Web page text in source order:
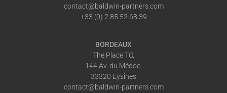
contact@baldwin-partners.com
+33 (0) 2 85 52 68 39
BORDEAUX
The Place TO,
144 Av. du Médoc,
33320 Eysines
contact@baldwin-partners.com